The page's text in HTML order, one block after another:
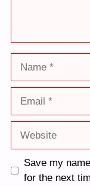
Save my
for the next